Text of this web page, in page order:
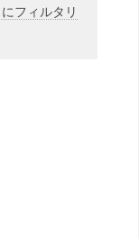
フィルタリ